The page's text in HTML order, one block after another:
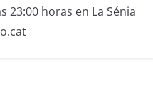
23:00 horas en La Sénia